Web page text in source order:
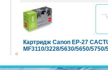
Картридж Canon EP-27
MF3110/3228/5630/5650/5750/